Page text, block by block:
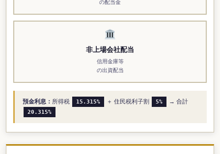
の配当金
非上場会社配当
信用金庫等
の出資配当
預金利息： 所得税 15.315% ＋ 住民税利子割 5% → 合計
20.315%